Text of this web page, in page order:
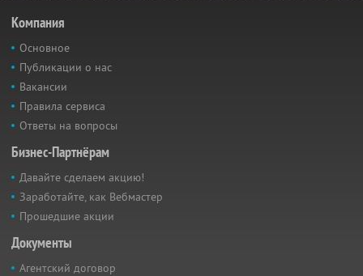
Компания
Основное
Публикации о нас
Вакансии
Правила сервиса
Ответы на вопросы
Бизнес-Партнёрам
Давайте сделаем акцию!
Заработайте, как Вебмастер
Прошедшие акции
Документы
Агентский договор